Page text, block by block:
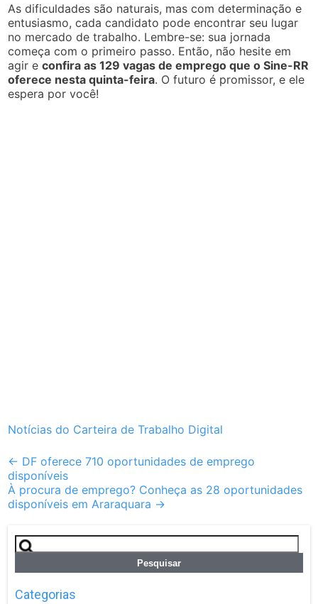
As dificuldades são naturais, mas com determinação e
entusiasmo, cada candidato pode encontrar seu lugar
no mercado de trabalho. Lembre-se: sua jornada
começa com o primeiro passo. Então, não hesite em
agir econfira as 129 vagas de emprego que o Sine-RR
oferece nesta quinta-feira. O futuro é promissor, e ele
espera por você!
Notícias do Carteira de Trabalho Digital
Post
navigation
← DF oferece 710 oportunidades de emprego
disponíveis
À procura de emprego? Conheça as 28 oportunidades
disponíveis em Araraquara →
Pesquisar
por:
Categorias